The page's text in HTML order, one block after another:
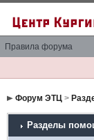
Правила форума
Форум ЭТЦ>
Разделы